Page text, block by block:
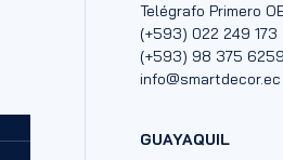
Telégrafo Primero
(+593) 022 249 173
(+593) 98 375 6259
info@smartdecor.ec
GUAYAQUIL